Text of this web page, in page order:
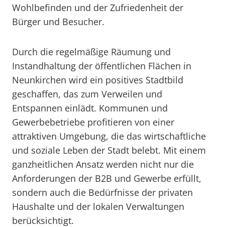
Wohlbefinden und der Zufriedenheit der
Bürger und Besucher.
Durch die regelmäßige Räumung und
Instandhaltung der öffentlichen Flächen in
Neunkirchen wird ein positives Stadtbild
geschaffen, das zum Verweilen und
Entspannen einlädt. Kommunen und
Gewerbebetriebe profitieren von einer
attraktiven Umgebung, die das wirtschaftliche
und soziale Leben der Stadt belebt. Mit einem
ganzheitlichen Ansatz werden nicht nur die
Anforderungen der B2B und Gewerbe erfüllt,
sondern auch die Bedürfnisse der privaten
Haushalte und der lokalen Verwaltungen
berücksichtigt.